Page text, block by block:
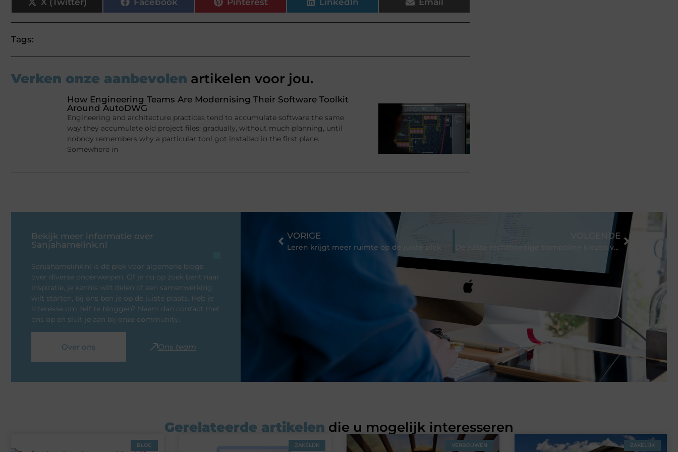
Tags:
Verken onze aanbevolen artikelen voor jou.
How Engineering Teams Are Modernising Their Software Toolkit
Around AutoDWG
Engineering and architecture practices tend to accumulate software the same
way they accumulate old project files: gradually, without much planning, until
nobody remembers why a particular tool got installed in the first place.
Somewhere in
Bekijk meer informatie over
Sanjahamelink.nl
Sanjahamelink.nl is dé plek voor algemene blogs
over diverse onderwerpen. Of je nu op zoek bent naar
inspiratie, je kennis wilt delen of een samenwerking
wilt starten, bij ons ben je op de juiste plaats. Heb je
interesse om zelf te bloggen? Neem dan contact met
ons op en sluit je aan bij onze community.
Over ons Ons team
VORIGE
Leren krijgt meer ruimte op de juiste plek
VOLGENDE
De juiste rechthoekige trampoline kiezen voor jouw tuin
Gerelateerde artikelen die u mogelijk interesseren
BLOG ZAKELIJK VERBOUWEN ZAKELIJK